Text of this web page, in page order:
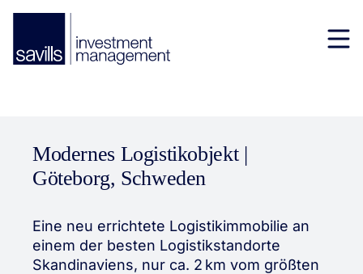
Modernes Logistikobjekt |
Göteborg, Schweden
Eine neu errichtete Logistikimmobilie an
einem der besten Logistikstandorte
Skandinaviens, nur ca. 2 km vom größten